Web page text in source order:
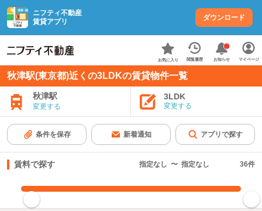
ニフティ不動産
賃貸アプリ
ダウンロード
お気に入り 閲覧履歴 お知らせ マイページ
秋津駅(東京都)近くの3LDKの賃貸物件一覧
秋津駅
変更する
3LDK
変更する
条件を保存 新着通知 アプリで探す
賃料で探す 指定なし 〜 指定なし 36件